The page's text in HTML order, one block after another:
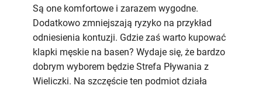
Są one komfortowe i zarazem wygodne.
Dodatkowo zmniejszają ryzyko na przykład
odniesienia kontuzji. Gdzie zaś warto kupować
klapki męskie na basen? Wydaje się, że bardzo
dobrym wyborem będzie Strefa Pływania z
Wieliczki. Na szczęście ten podmiot działa